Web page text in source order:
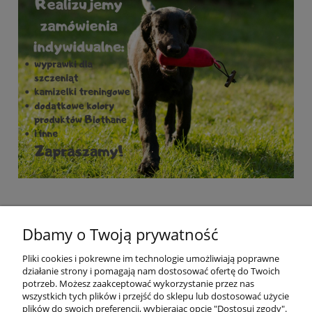
Dbamy o Twoją prywatność
Pliki cookies i pokrewne im technologie umożliwiają poprawne
działanie strony i pomagają nam dostosować ofertę do Twoich
potrzeb. Możesz zaakceptować wykorzystanie przez nas
wszystkich tych plików i przejść do sklepu lub dostosować użycie
plików do swoich preferencji, wybierając opcję "Dostosuj zgody".